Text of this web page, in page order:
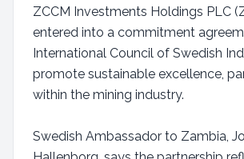
ZCCM Investments Holdings PLC
entered into a commitment
International Council of Swedish
promote sustainable excellence,
within the mining industry.
Swedish Ambassador to Zambia,